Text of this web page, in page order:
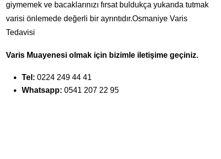
giymemek ve bacaklarınızı fırsat buldukça yukarıda tutmak
varisi önlemede değerli bir ayrıntıdır.Osmaniye Varis
Tedavisi
Varis Muayenesi olmak için bizimle iletişime geçiniz.
Tel: 0224 249 44 41
Whatsapp: 0541 207 22 95